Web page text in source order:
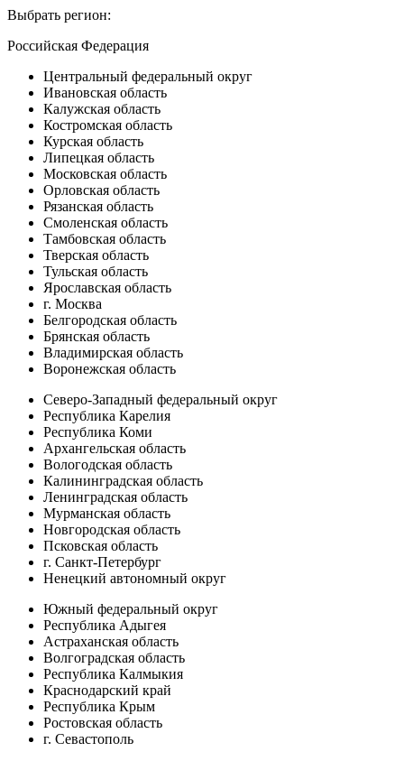
Выбрать регион:
Российская Федерация
Центральный федеральный округ
Ивановская область
Калужская область
Костромская область
Курская область
Липецкая область
Московская область
Орловская область
Рязанская область
Смоленская область
Тамбовская область
Тверская область
Тульская область
Ярославская область
г. Москва
Белгородская область
Брянская область
Владимирская область
Воронежская область
Северо-Западный федеральный округ
Республика Карелия
Республика Коми
Архангельская область
Вологодская область
Калининградская область
Ленинградская область
Мурманская область
Новгородская область
Псковская область
г. Санкт-Петербург
Ненецкий автономный округ
Южный федеральный округ
Республика Адыгея
Астраханская область
Волгоградская область
Республика Калмыкия
Краснодарский край
Республика Крым
Ростовская область
г. Севастополь